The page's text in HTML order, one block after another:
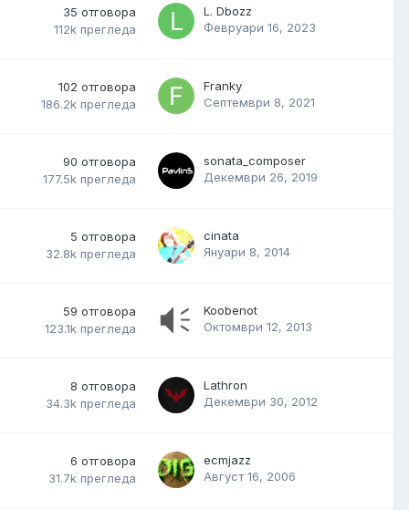
35 отговора
112k прегледа
L. Dbozz
Февруари 16, 2023
102 отговора
186.2k прегледа
Franky
Септември 8, 2021
90 отговора
177.5k прегледа
sonata_composer
Декември 26, 2019
5 отговора
32.8k прегледа
cinata
Януари 8, 2014
59 отговора
123.1k прегледа
Koobenot
Октомври 12, 2013
8 отговора
34.3k прегледа
Lathron
Декември 30, 2012
6 отговора
31.7k прегледа
ecmjazz
Август 16, 2006